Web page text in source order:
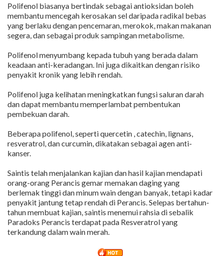
Polifenol biasanya bertindak sebagai antioksidan boleh
membantu mencegah kerosakan sel daripada radikal bebas
yang berlaku dengan pencemaran, merokok, makan makanan
segera, dan sebagai produk sampingan metabolisme.
Polifenol menyumbang kepada tubuh yang berada dalam
keadaan anti-keradangan. Ini juga dikaitkan dengan risiko
penyakit kronik yang lebih rendah.
Polifenol juga kelihatan meningkatkan fungsi saluran darah
dan dapat membantu memperlambat pembentukan
pembekuan darah.
Beberapa polifenol, seperti quercetin , catechin, lignans,
resveratrol, dan curcumin, dikatakan sebagai agen anti-
kanser.
Saintis telah menjalankan kajian dan hasil kajian mendapati
orang-orang Perancis gemar memakan daging yang
berlemak tinggi dan minum wain dengan banyak, tetapi kadar
penyakit jantung tetap rendah di Perancis. Selepas bertahun-
tahun membuat kajian, saintis menemui rahsia di sebalik
Paradoks Perancis terdapat pada Resveratrol yang
terkandung dalam wain merah.